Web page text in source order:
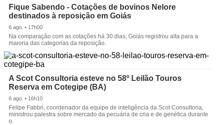
Fique Sabendo - Cotações de bovinos Nelore
destinados à reposição em Goiás
6 ago. • 17h00
Na comparação com as cotações há 30 dias, Goiás registrou alta para a
maioria das categorias da reposição.
A Scot Consultoria esteve no 58º Leilão Touros
Reserva em Cotegipe (BA)
6 ago. • 16h10
Felipe Fabbri, coordenador da equipe de inteligência da Scot Consultoria,
ministrou palestra sobre mercado da pecuária de cria e de genética durante
o.